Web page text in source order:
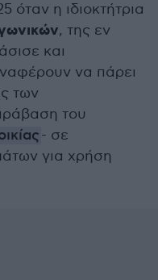
όταν η ιδιοκτήτρια
, της εν
και
να πάρει
των
του
- σε
για χρήση